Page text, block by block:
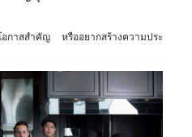
อกาสสำคัญ หรืออยากสร้างความประ